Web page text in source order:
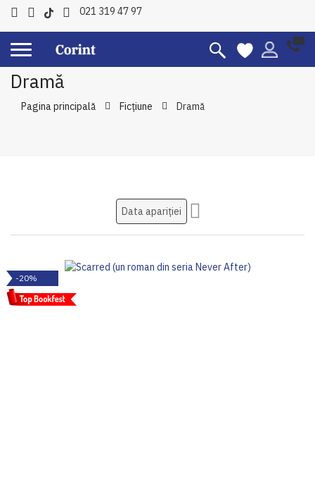
021 319 47 97
Dramă
Pagina principală Ficțiune Dramă
-20%